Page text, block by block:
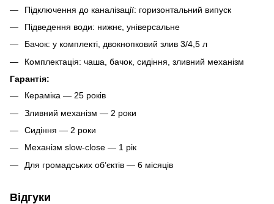
Підключення до каналізації: горизонтальний випуск
Підведення води: нижнє, універсальне
Бачок: у комплекті, двокнопковий злив 3/4,5 л
Комплектація: чаша, бачок, сидіння, зливний механізм
Гарантія:
Кераміка — 25 років
Зливний механізм — 2 роки
Сидіння — 2 роки
Механізм slow-close — 1 рік
Для громадських об’єктів — 6 місяців
Відгуки